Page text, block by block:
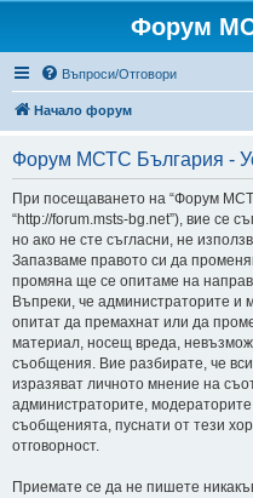
Форум
Въпроси/Отговори
Начало форум
Форум МСТС България -
При посещаването на “Форум
“http://forum.msts-bg.net”), вие се
но ако не сте съгласни, не
Запазваме правото си да
промяна ще се опитаме на
Въпреки, че администраторите
опитат да премахнат или да
материал, носещ вреда,
съобщения. Вие разбирате, че
изразяват личното мнение на
администраторите,
съобщенията, пуснати от тези
отговорност.
Приемате се да не пишете